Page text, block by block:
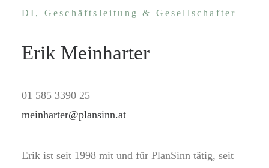
DI, Geschäftsleitung & Gesellschafter
Erik Meinharter
01 585 3390 25
meinharter@plansinn.at
Erik ist seit 1998 mit und für PlanSinn tätig, seit